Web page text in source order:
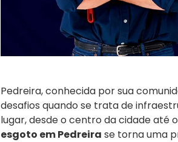
Pedreira, conhecida por sua
desafios quando se trata de
lugar, desde o centro da cidade até
esgoto em Pedreira se torna uma